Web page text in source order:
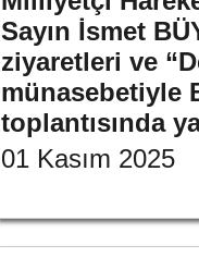
Sayın İsmet
ziyaretleri ve
münasebetiyle
toplantısında
01 Kasım 2025